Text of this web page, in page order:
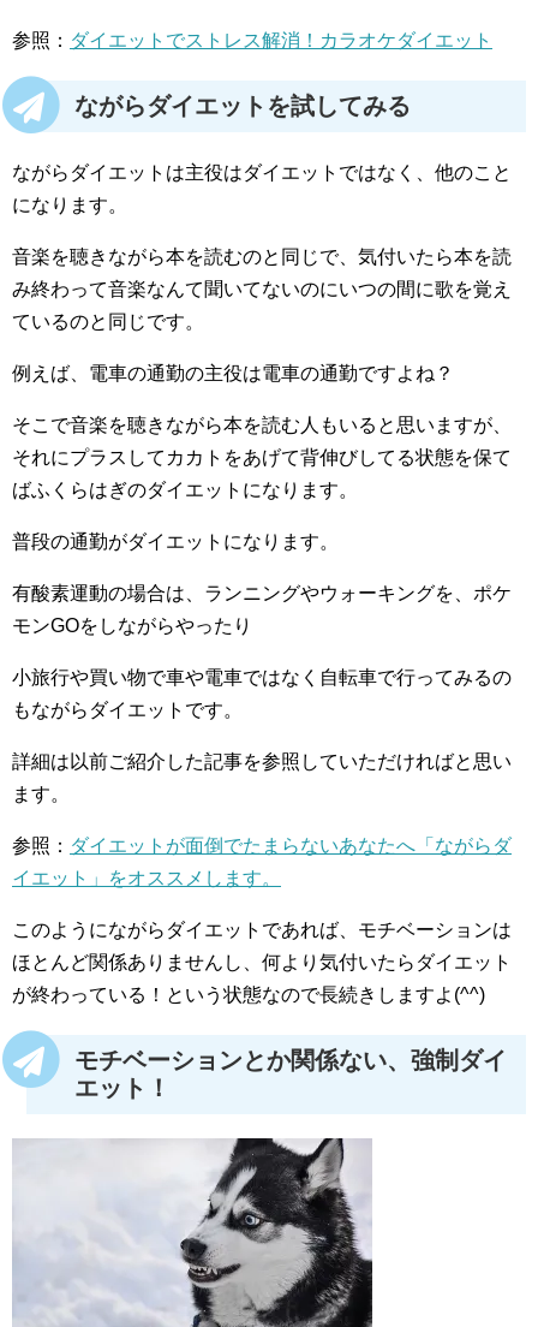
参照： ダイエットでストレス解消！カラオケダイエット
ながらダイエットを試してみる
ながらダイエットは主役はダイエットではなく、他のこと
になります。
音楽を聴きながら本を読むのと同じで、気付いたら本を読
み終わって音楽なんて聞いてないのにいつの間に歌を覚え
ているのと同じです。
例えば、電車の通勤の主役は電車の通勤ですよね？
そこで音楽を聴きながら本を読む人もいると思いますが、
それにプラスしてカカトをあげて背伸びしてる状態を保て
ばふくらはぎのダイエットになります。
普段の通勤がダイエットになります。
有酸素運動の場合は、ランニングやウォーキングを、ポケ
モンGOをしながらやったり
小旅行や買い物で車や電車ではなく自転車で行ってみるの
もながらダイエットです。
詳細は以前ご紹介した記事を参照していただければと思い
ます。
参照： ダイエットが面倒でたまらないあなたへ「ながらダ
イエット」をオススメします。
このようにながらダイエットであれば、モチベーションは
ほとんど関係ありませんし、何より気付いたらダイエット
が終わっている！という状態なので長続きしますよ(^^)
モチベーションとか関係ない、強制ダイ
エット！